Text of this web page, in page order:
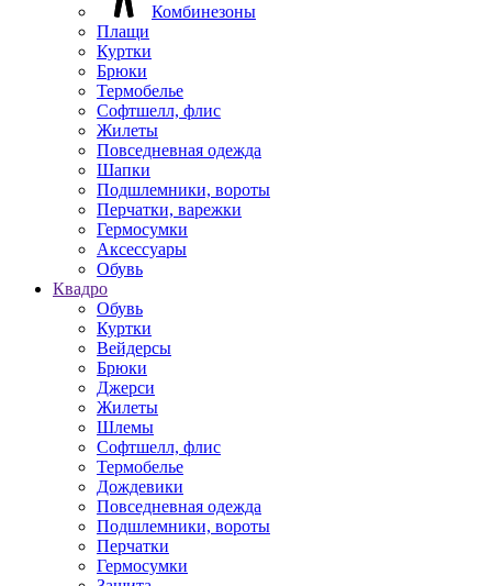
Комбинезоны
Плащи
Куртки
Брюки
Термобелье
Софтшелл, флис
Жилеты
Повседневная одежда
Шапки
Подшлемники, вороты
Перчатки, варежки
Гермосумки
Аксессуары
Обувь
Квадро
Обувь
Куртки
Вейдерсы
Брюки
Джерси
Жилеты
Шлемы
Софтшелл, флис
Термобелье
Дождевики
Повседневная одежда
Подшлемники, вороты
Перчатки
Гермосумки